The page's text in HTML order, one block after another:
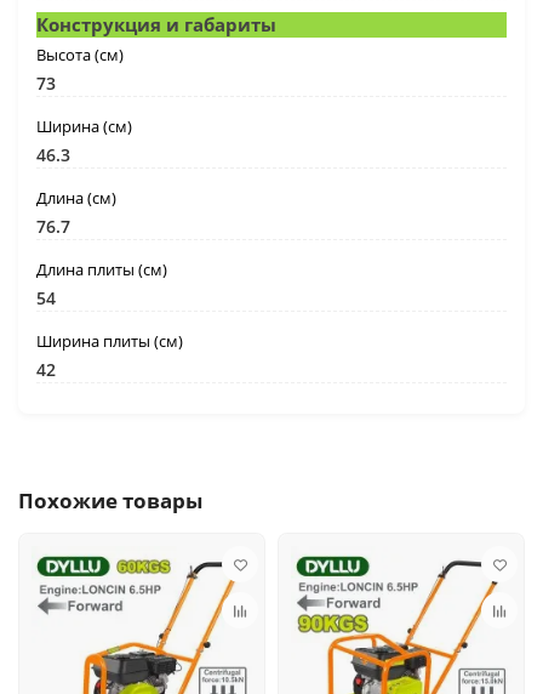
Конструкция и габариты
Высота (см)
73
Ширина (см)
46.3
Длина (см)
76.7
Длина плиты (см)
54
Ширина плиты (см)
42
Похожие товары